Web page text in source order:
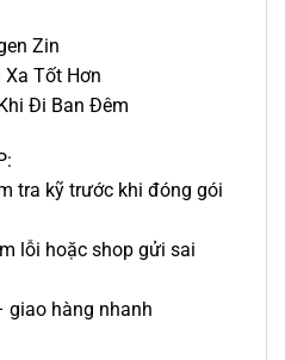
Zin
Tốt Hơn
Đi Ban Đêm
tra kỹ trước khi đóng gói
lỗi hoặc shop gửi sai
giao hàng nhanh